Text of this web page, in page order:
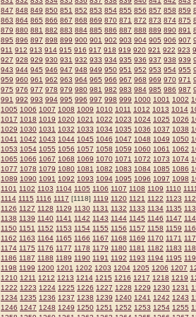
847 848 849 850 851 852 853 854 855 856 857 858 859
863 864 865 866 867 868 869 870 871 872 873 874 875
879 880 881 882 883 884 885 886 887 888 889 890 891
895 896 897 898 899 900 901 902 903 904 905 906 907
911 912 913 914 915 916 917 918 919 920 921 922 923
927 928 929 930 931 932 933 934 935 936 937 938 939
943 944 945 946 947 948 949 950 951 952 953 954 955
959 960 961 962 963 964 965 966 967 968 969 970 971
975 976 977 978 979 980 981 982 983 984 985 986 987
991 992 993 994 995 996 997 998 999 1000 1001 1002
1005 1006 1007 1008 1009 1010 1011 1012 1013 1014
1017 1018 1019 1020 1021 1022 1023 1024 1025 1026
1029 1030 1031 1032 1033 1034 1035 1036 1037 1038
1041 1042 1043 1044 1045 1046 1047 1048 1049 1050
1053 1054 1055 1056 1057 1058 1059 1060 1061 1062
1065 1066 1067 1068 1069 1070 1071 1072 1073 1074
1077 1078 1079 1080 1081 1082 1083 1084 1085 1086
1089 1090 1091 1092 1093 1094 1095 1096 1097 1098
1101 1102 1103 1104 1105 1106 1107 1108 1109 1110
1114 1115 1116 1117 [1118] 1119 1120 1121 1122 1123
1126 1127 1128 1129 1130 1131 1132 1133 1134 1135
1138 1139 1140 1141 1142 1143 1144 1145 1146 1147
1150 1151 1152 1153 1154 1155 1156 1157 1158 1159
1162 1163 1164 1165 1166 1167 1168 1169 1170 1171
1174 1175 1176 1177 1178 1179 1180 1181 1182 1183
1186 1187 1188 1189 1190 1191 1192 1193 1194 1195
1198 1199 1200 1201 1202 1203 1204 1205 1206 1207
1210 1211 1212 1213 1214 1215 1216 1217 1218 1219
1222 1223 1224 1225 1226 1227 1228 1229 1230 1231
1234 1235 1236 1237 1238 1239 1240 1241 1242 1243
1246 1247 1248 1249 1250 1251 1252 1253 1254 1255